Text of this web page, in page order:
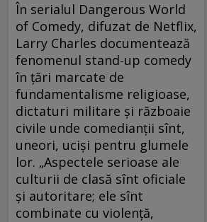
În serialul Dangerous World
of Comedy, difuzat de Netflix,
Larry Charles documentează
fenomenul stand-up comedy
în ţări marcate de
fundamentalisme religioase,
dictaturi militare şi războaie
civile unde comedianţii sînt,
uneori, ucişi pentru glumele
lor. „Aspectele serioase ale
culturii de clasă sînt oficiale
și autoritare; ele sînt
combinate cu violență,